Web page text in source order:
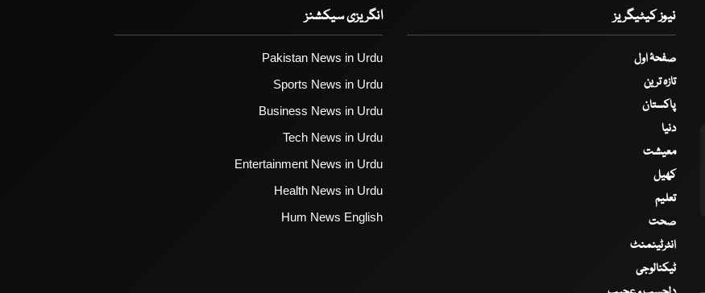
نیوز کیٹیگریز
صفحۂ اول
تازہ ترین
پاکستان
دنیا
معیشت
کھیل
تعلیم
صحت
انٹرٹینمنٹ
ٹیکنالوجی
انگریزی سیکشنز
Pakistan News in Urdu
Sports News in Urdu
Business News in Urdu
Tech News in Urdu
Entertainment News in Urdu
Health News in Urdu
Hum News English